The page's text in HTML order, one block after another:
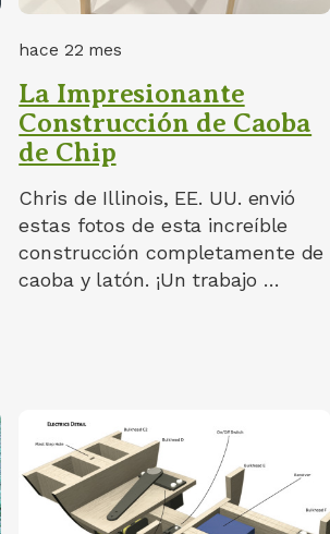
hace 22 mes
La Impresionante
Construcción de Caoba
de Chip
Chris de Illinois, EE. UU. envió
estas fotos de esta increíble
construcción completamente de
caoba y latón. ¡Un trabajo …